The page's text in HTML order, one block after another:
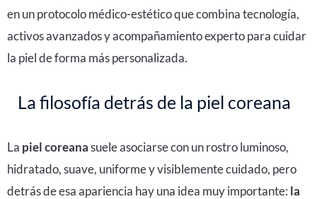
en un protocolo médico-estético que combina tecnología,
activos avanzados y acompañamiento experto para cuidar
la piel de forma más personalizada.
La filosofía detrás de la piel coreana
La piel coreanasuele asociarse con un rostro luminoso,
hidratado, suave, uniforme y visiblemente cuidado, pero
detrás de esa apariencia hay una idea muy importante: la